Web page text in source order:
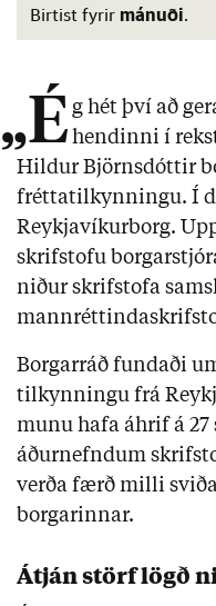
Birtist fyrir mánuði.
„É g hét því að
hendinni í
Hildur Björnsdóttir
fréttatilkynningu. Í
Reykjavíkurborg.
skrifstofu
niður skrifstofa
Borgarráð fundaði
tilkynningu frá
munu hafa áhrif á 27
áðurnefndum
verða færð milli
borgarinnar.
Átján störf lögð